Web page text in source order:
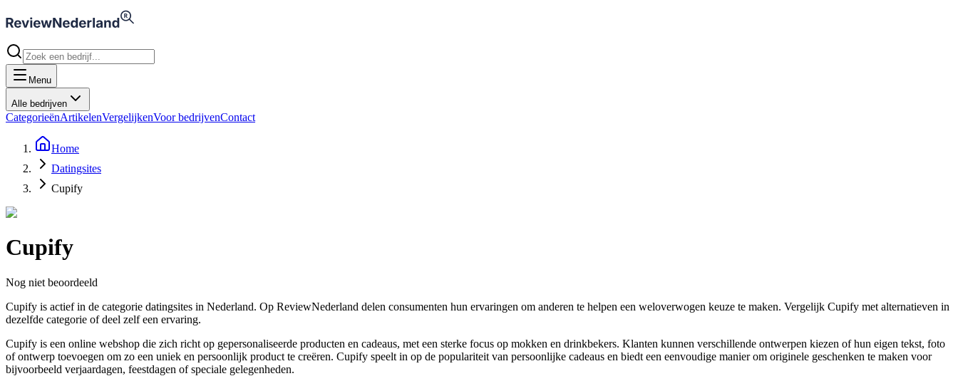
Menu
Alle bedrijven
CategorieënArtikelenVergelijkenVoor bedrijvenContact
Home
Datingsites
Cupify
Cupify
Nog niet beoordeeld
Cupify is actief in de categorie datingsites in Nederland. Op ReviewNederland delen consumenten hun ervaringen om anderen te helpen een weloverwogen keuze te maken. Vergelijk Cupify met alternatieven in
dezelfde categorie of deel zelf een ervaring.
Cupify is een online webshop die zich richt op gepersonaliseerde producten en cadeaus, met een sterke focus op mokken en drinkbekers. Klanten kunnen verschillende ontwerpen kiezen of hun eigen tekst, foto
of ontwerp toevoegen om zo een uniek en persoonlijk product te creëren. Cupify speelt in op de populariteit van persoonlijke cadeaus en biedt een eenvoudige manier om originele geschenken te maken voor
bijvoorbeeld verjaardagen, feestdagen of speciale gelegenheden.